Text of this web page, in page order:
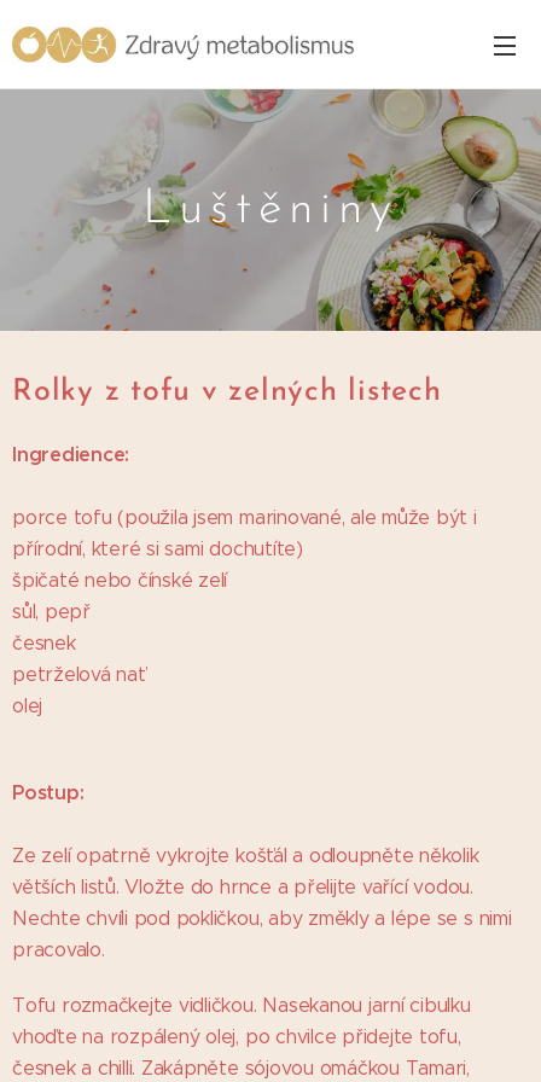
Luštěniny
Rolky z tofu v zelných listech
Ingredience:
porce tofu (použila jsem marinované, ale může být i
přírodní, které si sami dochutíte)
špičaté nebo čínské zelí
sůl, pepř
česnek
petrželová nať
olej
Postup:
Ze zelí opatrně vykrojte košťál a odloupněte několik
větších listů. Vložte do hrnce a přelijte vařící vodou.
Nechte chvíli pod pokličkou, aby změkly a lépe se s nimi
pracovalo.
Tofu rozmačkejte vidličkou. Nasekanou jarní cibulku
vhoďte na rozpálený olej, po chvilce přidejte tofu,
česnek a chilli. Zakápněte sójovou omáčkou Tamari,